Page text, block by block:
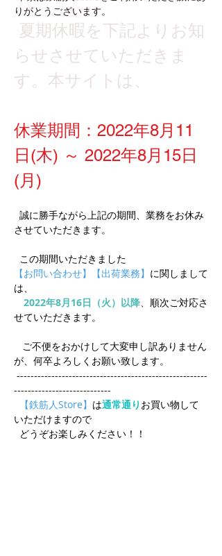
りがとうございます。
夏期休暇を下記よりお知
らせさせていただきま
す。本サイトは、
休業期間：2022年8月11
日(木) ～ 2022年8月15日
(月)
誠に勝手ながら上記の期間、業務をお休み
させていただきます。
この期間いただきました
【お問い合わせ】【出荷業務】 に関しまして
は、
2022年8月16日（火）以降、 順次ご対応さ
せていただきます。
ご不便をおかけして大変申し訳ありません
が、何卒よろしくお願い致します。
-------------------------------------------------------
----------------------------
【鉄筋人Store】 は通常通り お買い物して
いただけますので
どうぞお楽しみください！！